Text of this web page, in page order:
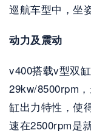
巡航车型中，坐
动力及震动
v400搭载v型双
29kw/8500rpm
缸出力特性，使
速在2500rpm是